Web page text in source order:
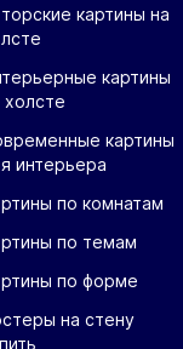
картины на
картины
холсте
картины
интерьера
по комнатам
по темам
по форме
на стену